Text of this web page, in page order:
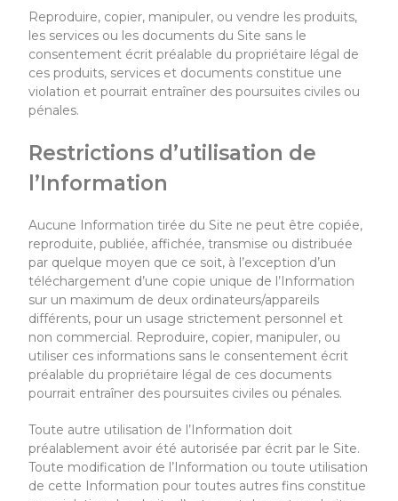
Reproduire, copier, manipuler, ou vendre les produits,
les services ou les documents du Site sans le
consentement écrit préalable du propriétaire légal de
ces produits, services et documents constitue une
violation et pourrait entraîner des poursuites civiles ou
pénales.
Restrictions d’utilisation de
l’Information
Aucune Information tirée du Site ne peut être copiée,
reproduite, publiée, affichée, transmise ou distribuée
par quelque moyen que ce soit, à l’exception d’un
téléchargement d’une copie unique de l’Information
sur un maximum de deux ordinateurs/appareils
différents, pour un usage strictement personnel et
non commercial. Reproduire, copier, manipuler, ou
utiliser ces informations sans le consentement écrit
préalable du propriétaire légal de ces documents
pourrait entraîner des poursuites civiles ou pénales.
Toute autre utilisation de l’Information doit
préalablement avoir été autorisée par écrit par le Site.
Toute modification de l’Information ou toute utilisation
de cette Information pour toutes autres fins constitue